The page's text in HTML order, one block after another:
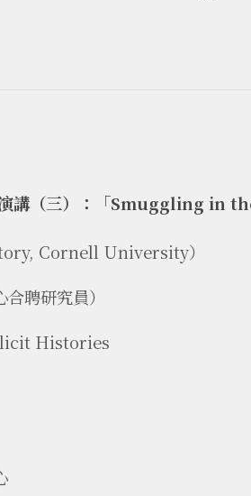
講（三）：「Smuggling in
Cornell University）
聘研究員）
Histories
中心